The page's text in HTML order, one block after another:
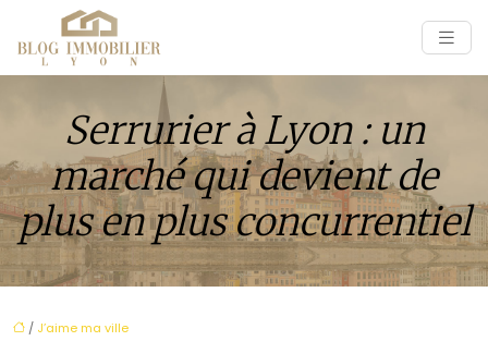
Serrurier à Lyon : un
marché qui devient de
plus en plus concurrentiel
/ J’aime ma ville